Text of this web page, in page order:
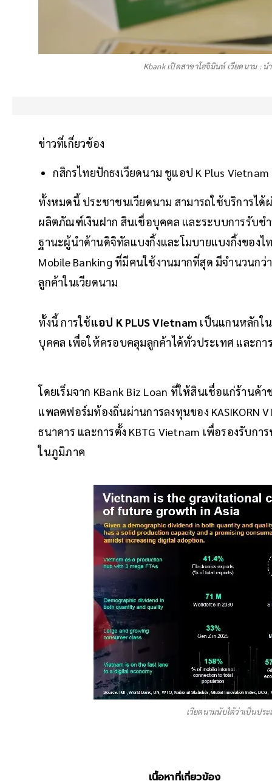
Kbank เปิดสาขาโฮจิมินห์ เวียดนาม :
ข่าวที่เกี่ยวข้อง
กสิกรไทยปักธงเวียดนาม ชูแอป K Plus
ทั้งหมดนี้ ประชาชนเวียดนาม สามารถใช้บริการได้
ผลิตภัณฑ์เงินฝาก สินเชื่อบุคคล และระบบการรับช
ฐานะผู้นำด้านดิจิทัลแบงกิ้งและโมบายแบงกิ้งของ
Mobile Banking ที่มีคนใช้งานมากที่สุด มีจำนวนก
ลูกค้าในเวียดนาม
ทั้งนี้ การใช้แอป K PLUS Vietnam เป็นแกนหลักใ
บุคคล เพื่อให้ครอบคลุมลูกค้าได้ทั่วประเทศ และ
โดยเริ่มจาก KBank Biz Loan ที่ให้สินเชื่อแก่ร้านค้
แพลตฟอร์มท้องถิ่นผ่านการลงทุนของ KASIKORN
ธนาคาร และการตั้ง KBTG Vietnam เพื่อรองรับก
ในภูมิภาค
เวียดนามนับได้ว่าเป็นปร
เนื้อหาที่เกี่ยวข้อง